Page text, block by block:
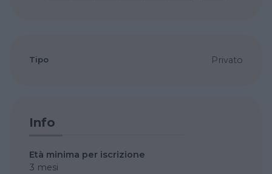
Tipo Privato
Info
Età minima per iscrizione
3 mesi